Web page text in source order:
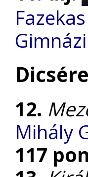
12.
Mihály
117